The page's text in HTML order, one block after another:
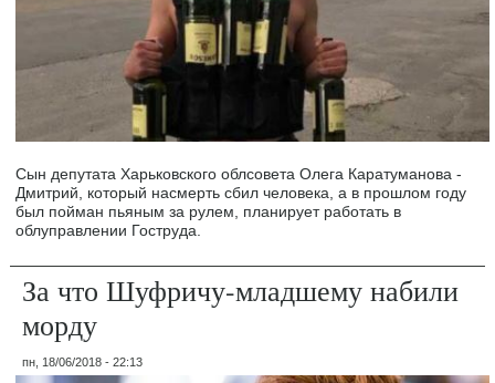
Сын депутата Харьковского облсовета Олега Каратуманова -
Дмитрий, который насмерть сбил человека, а в прошлом году
был пойман пьяным за рулем, планирует работать в
облуправлении Гоструда.
За что Шуфричу-младшему набили
морду
пн, 18/06/2018 - 22:13